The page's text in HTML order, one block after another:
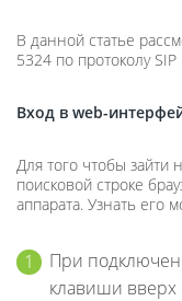
В данной статье
5324 по протоколу SIP
Вход в web-
Для того чтобы зайти
поисковой строке
аппарата. Узнать его
При
клавиши